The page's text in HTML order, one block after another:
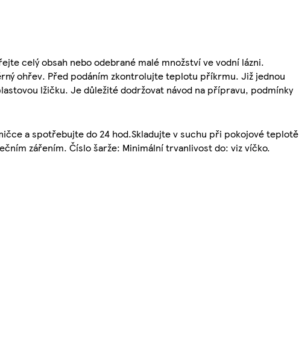
celý obsah nebo odebrané malé množství ve vodní lázni.
ohřev. Před podáním zkontrolujte teplotu příkrmu. Již jednou
lžičku. Je důležité dodržovat návod na přípravu, podmínky
a spotřebujte do 24 hod.Skladujte v suchu při pokojové teplotě
zářením. Číslo šarže: Minimální trvanlivost do: viz víčko.